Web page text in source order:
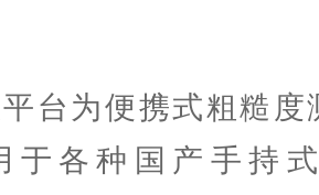
台为便携式粗糙度
于各种国产手持